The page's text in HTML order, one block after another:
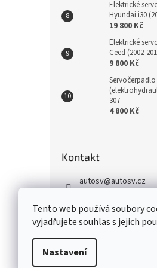
Tento web používá soubory
vyjadřujete souhlas s jejich
Nastavení
Elektrické
Hyundai i30
19 800 Kč
Elektrické
Ceed (2002-
9 800 Kč
Servočerpadlo
307
4 800 Kč
Kontakt
autosv@autosv.cz
+420 739 933 279